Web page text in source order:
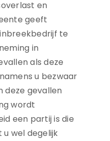
en
geeft
te
in
als deze
u bezwaar
deze gevallen
wordt
een partij is die
wel degelijk